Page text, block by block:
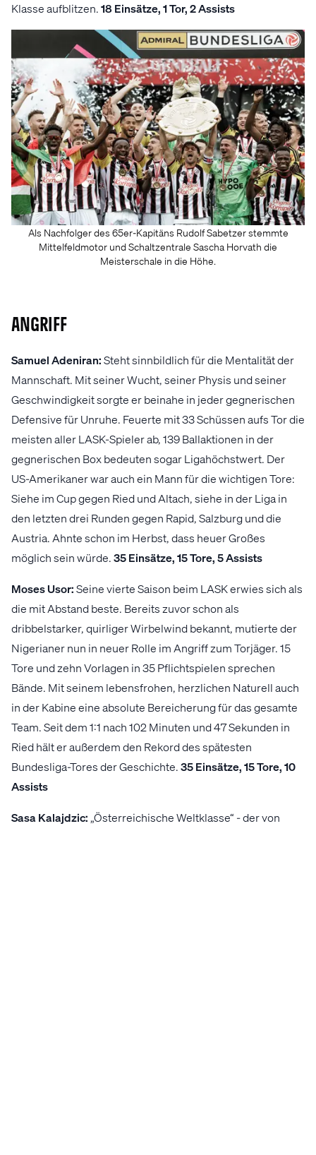
Klasse aufblitzen.18 Einsätze, 1 Tor, 2 Assists
Als Nachfolger des 65er-Kapitäns Rudolf Sabetzer stemmte
Mittelfeldmotor und Schaltzentrale Sascha Horvath die
Meisterschale in die Höhe.
ANGRIFF
Samuel Adeniran:Steht sinnbildlich für die Mentalität der
Mannschaft. Mit seiner Wucht, seiner Physis und seiner
Geschwindigkeit sorgte er beinahe in jeder gegnerischen
Defensive für Unruhe. Feuerte mit 33 Schüssen aufs Tor die
meisten aller LASK-Spieler ab, 139 Ballaktionen in der
gegnerischen Box bedeuten sogar Ligahöchstwert. Der
US-Amerikaner war auch ein Mann für die wichtigen Tore:
Siehe im Cup gegen Ried und Altach, siehe in der Liga in
den letzten drei Runden gegen Rapid, Salzburg und die
Austria. Ahnte schon im Herbst, dass heuer Großes
möglich sein würde.35 Einsätze, 15 Tore, 5 Assists
Moses Usor:Seine vierte Saison beim LASK erwies sich als
die mit Abstand beste. Bereits zuvor schon als
dribbelstarker, quirliger Wirbelwind bekannt, mutierte der
Nigerianer nun in neuer Rolle im Angriff zum Torjäger. 15
Tore und zehn Vorlagen in 35 Pflichtspielen sprechen
Bände. Mit seinem lebensfrohen, herzlichen Naturell auch
in der Kabine eine absolute Bereicherung für das gesamte
Team. Seit dem 1:1 nach 102 Minuten und 47 Sekunden in
Ried hält er außerdem den Rekord des spätesten
Bundesliga-Tores der Geschichte.35 Einsätze, 15 Tore, 10
Assists
Sasa Kalajdzic:„Österreichische Weltklasse“ - der von